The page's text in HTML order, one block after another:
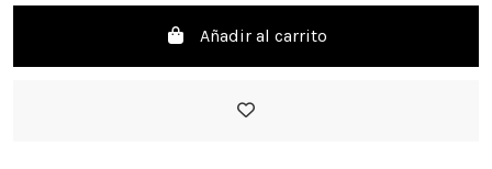
Añadir al carrito